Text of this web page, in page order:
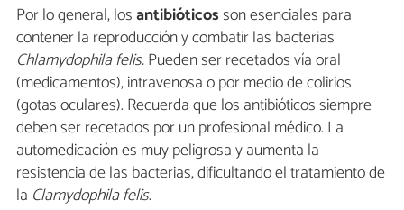
Por lo general, losantibióticosson esenciales para
contener la reproducción y combatir las bacterias
Chlamydophila felis.Pueden ser recetados vía oral
(medicamentos), intravenosa o por medio de colirios
(gotas oculares). Recuerda que los antibióticos siempre
deben ser recetados por un profesional médico. La
automedicación es muy peligrosa y aumenta la
resistencia de las bacterias, dificultando el tratamiento de
la Clamydophila felis.